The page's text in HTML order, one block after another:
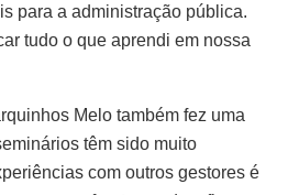
para a administração pública.
tudo o que aprendi em nossa
Melo também fez uma
têm sido muito
com outros gestores é